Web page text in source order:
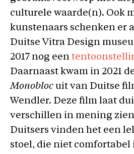
culturele waarde(n). Ook
kunstenaars schenken er
Duitse Vitra Design
2017 nog een
Daarnaast kwam in 2021
Monobloc uit van Duitse
Wendler. Deze film laat
verschillen in mening zien
Duitsers vinden het een
stoel, die niet comfortabel